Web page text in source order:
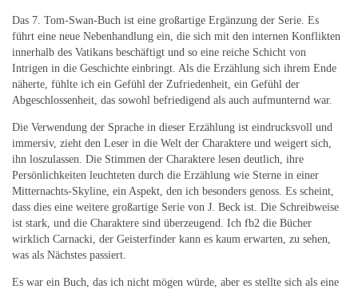
Das 7. Tom-Swan-Buch ist eine großartige Ergänzung der Serie. Es
führt eine neue Nebenhandlung ein, die sich mit den internen Konflikten
innerhalb des Vatikans beschäftigt und so eine reiche Schicht von
Intrigen in die Geschichte einbringt. Als die Erzählung sich ihrem Ende
näherte, fühlte ich ein Gefühl der Zufriedenheit, ein Gefühl der
Abgeschlossenheit, das sowohl befriedigend als auch aufmunternd war.
Die Verwendung der Sprache in dieser Erzählung ist eindrucksvoll und
immersiv, zieht den Leser in die Welt der Charaktere und weigert sich,
ihn loszulassen. Die Stimmen der Charaktere lesen deutlich, ihre
Persönlichkeiten leuchteten durch die Erzählung wie Sterne in einer
Mitternachts-Skyline, ein Aspekt, den ich besonders genoss. Es scheint,
dass dies eine weitere großartige Serie von J. Beck ist. Die Schreibweise
ist stark, und die Charaktere sind überzeugend. Ich fb2 die Bücher
wirklich Carnacki, der Geisterfinder kann es kaum erwarten, zu sehen,
was als Nächstes passiert.
Es war ein Buch, das ich nicht mögen würde, aber es stellte sich als eine